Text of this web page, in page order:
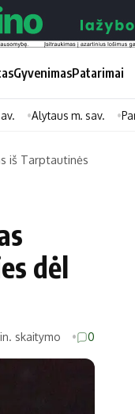
GyvenimasPatarimai
Jonavos rajono
Palangos
Alytaus m. sav.
iš Tarptautinės
dėl
skaitymo 0